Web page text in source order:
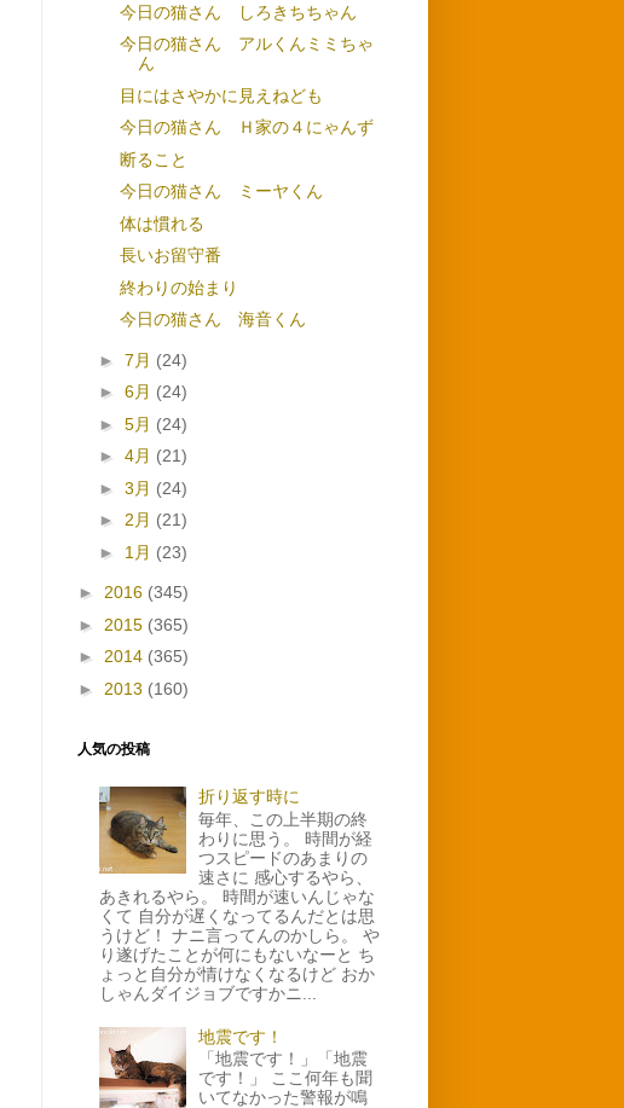
今日の猫さん しろきちちゃん
今日の猫さん アルくんミミちゃ
ん
目にはさやかに見えねども
今日の猫さん Ｈ家の４にゃんず
断ること
今日の猫さん ミーヤくん
体は慣れる
長いお留守番
終わりの始まり
今日の猫さん 海音くん
► 7月 (24)
► 6月 (24)
► 5月 (24)
► 4月 (21)
► 3月 (24)
► 2月 (21)
► 1月 (23)
► 2016 (345)
► 2015 (365)
► 2014 (365)
► 2013 (160)
人気の投稿
折り返す時に
毎年、この上半期の終
わりに思う。 時間が経
つスピードのあまりの
速さに 感心するやら、
あきれるやら。 時間が速いんじゃな
くて 自分が遅くなってるんだとは思
うけど！ ナニ言ってんのかしら。 や
り遂げたことが何にもないなーと ち
ょっと自分が情けなくなるけど おか
しゃんダイジョブですかニ...
地震です！
「地震です！」「地震
です！」 ここ何年も聞
いてなかった警報が鳴